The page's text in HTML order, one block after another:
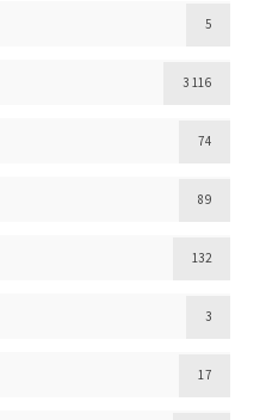
5
3 116
74
89
132
3
17